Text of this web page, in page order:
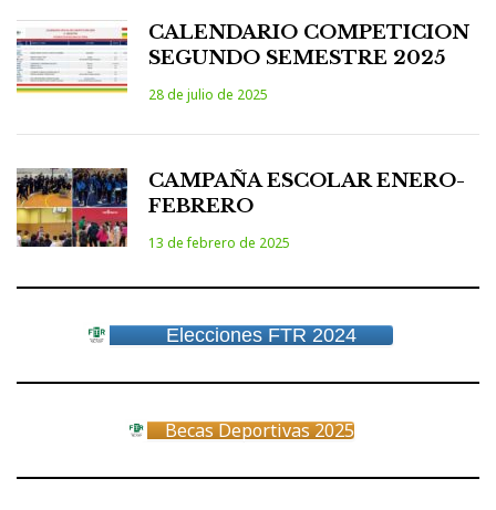
CALENDARIO COMPETICION
SEGUNDO SEMESTRE 2025
28 de julio de 2025
CAMPAÑA ESCOLAR ENERO-
FEBRERO
13 de febrero de 2025
Elecciones FTR 2024
Becas Deportivas 2025